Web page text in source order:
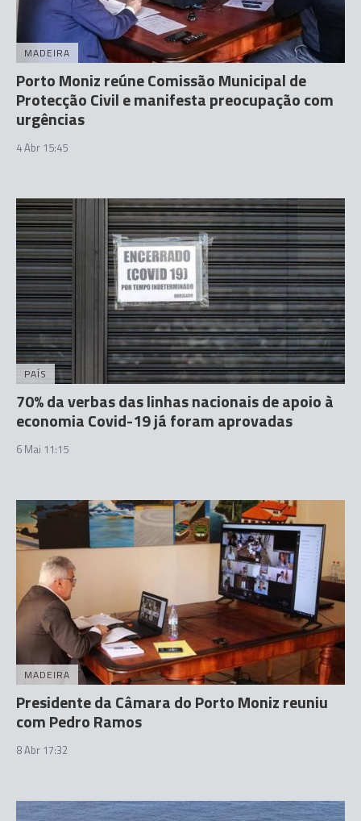
MADEIRA
Porto Moniz reúne Comissão Municipal de
Protecção Civil e manifesta preocupação com
urgências
4 Abr 15:45
PAÍS
70% da verbas das linhas nacionais de apoio à
economia Covid-19 já foram aprovadas
6 Mai 11:15
MADEIRA
Presidente da Câmara do Porto Moniz reuniu
com Pedro Ramos
8 Abr 17:32